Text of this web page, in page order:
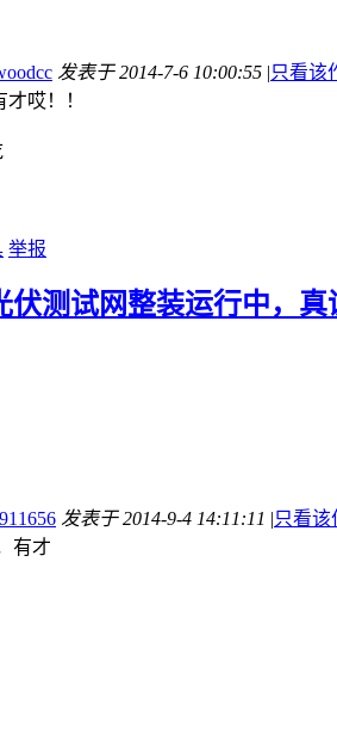
发表于 2014-7-6 10:00:55 |只看该
哎！！
举报
伏测试网整装运行中，
发表于 2014-9-4 14:11:11 |只看该
有才